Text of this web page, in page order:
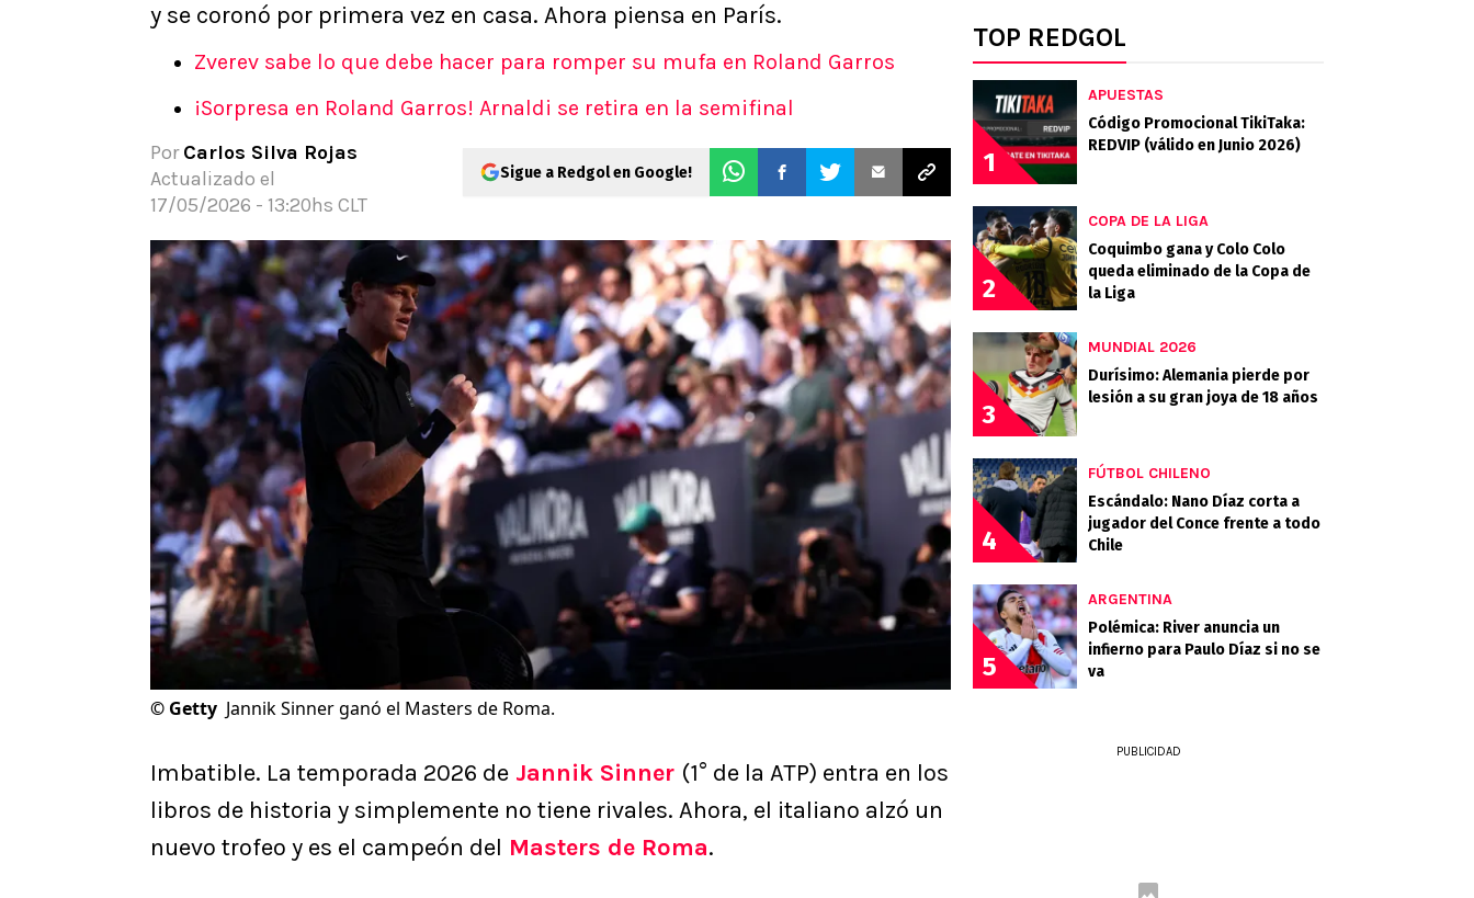
Pronósticos
Apuesta del día
Apuestas Mundial 2026
y se coronó por primera vez en casa. Ahora piensa en París.
Zverev sabe lo que debe hacer para romper su mufa en Roland Garros
¡Sorpresa en Roland Garros! Arnaldi se retira en la semifinal
Por Carlos Silva Rojas
Actualizado el
17/05/2026 - 13:20hs CLT
Sigue a Redgol en Google!
© Getty Jannik Sinner ganó el Masters de Roma.
Imbatible. La temporada 2026 de Jannik Sinner (1° de la ATP) entra en los
libros de historia y simplemente no tiene rivales. Ahora, el italiano alzó un
nuevo trofeo y es el campeón del Masters de Roma.
TOP REDGOL
1
APUESTAS
Código Promocional TikiTaka:
REDVIP (válido en Junio 2026)
2
COPA DE LA LIGA
Coquimbo gana y Colo Colo
queda eliminado de la Copa de
la Liga
3
MUNDIAL 2026
Durísimo: Alemania pierde por
lesión a su gran joya de 18 años
4
FÚTBOL CHILENO
Escándalo: Nano Díaz corta a
jugador del Conce frente a todo
Chile
5
ARGENTINA
Polémica: River anuncia un
infierno para Paulo Díaz si no se
va
PUBLICIDAD